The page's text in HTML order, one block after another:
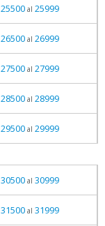
25500al 25999
26500al 26999
27500al 27999
28500al 28999
29500al 29999
30500al 30999
31500al 31999